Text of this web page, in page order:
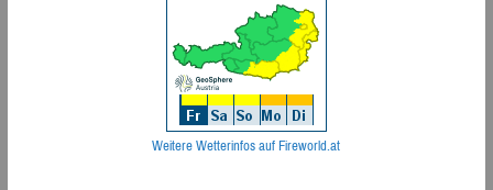
Weitere Wetterinfos auf Fireworld.at